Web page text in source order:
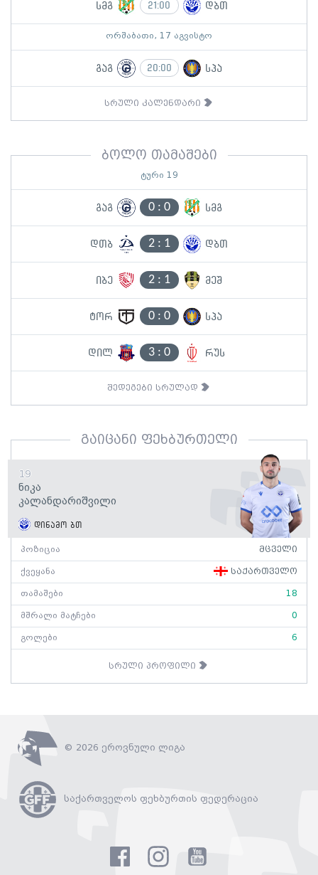
სმგ 21:00 დბთ
ორშაბათი, 17 აგვისტო
გაგ 20:00 სპა
სრული კალენდარი
ბოლო თამაშები
ტური 19
გაგ 0: 0 სმგ
დთბ 2: 1 დბთ
იბე 2: 1 მეშ
ტორ 0: 0 სპა
დილ 3: 0 რუს
შედეგები სრულად
გაიცანი ფეხბურთელი
19
Ნიკა
Კალანდარიშვილი
დინამო ბთ
პოზიცია მცველი
ქვეყანა საქართველო
თამაშები 18
მშრალი მატჩები 0
გოლები 6
სრული პროფილი
© 2026 ეროვნული ლიგა
საქართველოს ფეხბურთის ფედერაცია